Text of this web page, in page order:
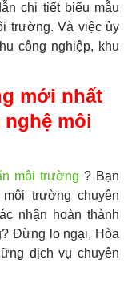
chi tiết biểu mẫu
trường. Và việc ủy
công nghiệp, khu
mới nhất
nghệ môi
môi trường? Bạn
trường chuyên
nhận hoàn thành
Đừng lo ngại, Hòa
dịch vụ chuyên